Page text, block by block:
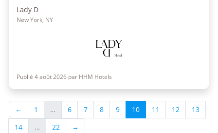
Lady D
New York, NY
Publié 4 août 2026 par HHM Hotels
← 1 … 6 7 8 9 10 11 12
13
14
… 22 →